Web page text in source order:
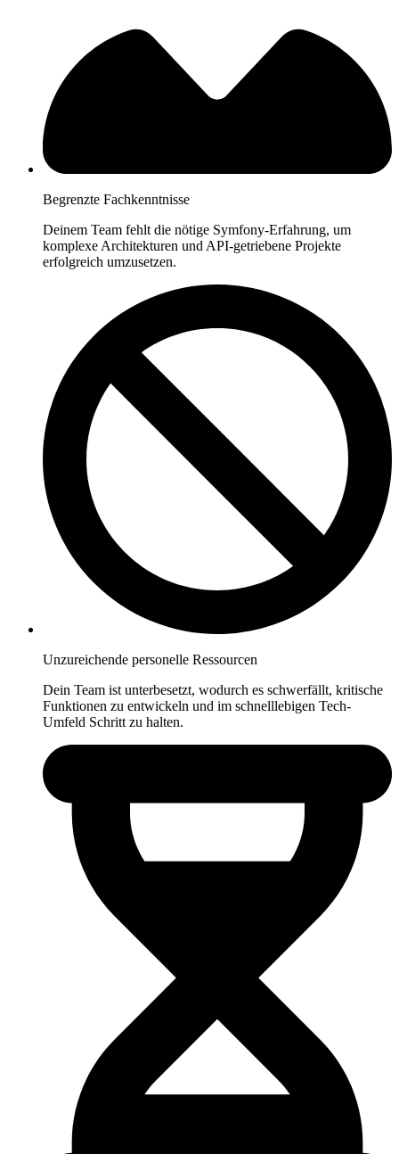
Begrenzte Fachkenntnisse
Deinem Team fehlt die nötige Symfony-Erfahrung, um
komplexe Architekturen und API-getriebene Projekte
erfolgreich umzusetzen.
Unzureichende personelle Ressourcen
Dein Team ist unterbesetzt, wodurch es schwerfällt, kritische
Funktionen zu entwickeln und im schnelllebigen Tech-
Umfeld Schritt zu halten.